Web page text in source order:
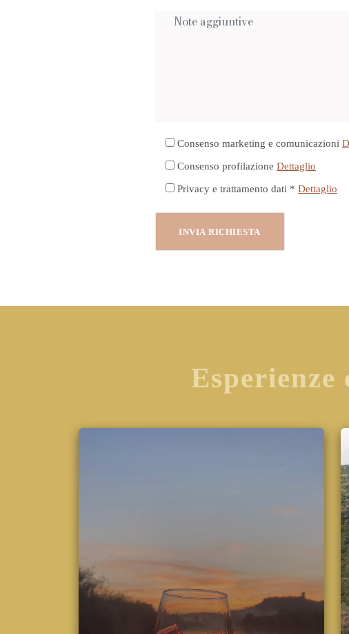
Consenso marketing e comunicazioni
Consenso profilazione Dettaglio
Privacy e trattamento dati * Dettaglio